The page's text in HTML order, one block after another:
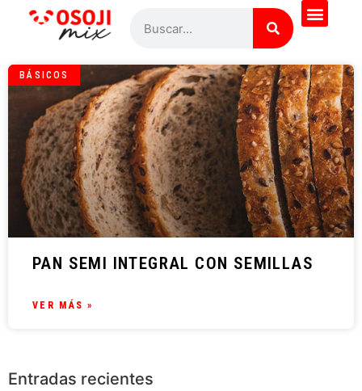
BÁSICOS
PAN SEMI INTEGRAL CON SEMILLAS
VER MÁS »
Entradas recientes